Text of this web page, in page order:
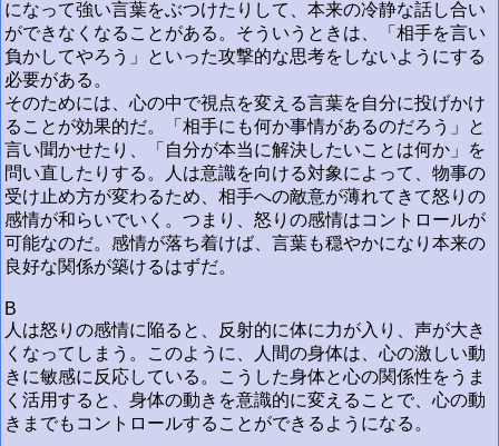
になって強い言葉をぶつけたりして、本来の冷静な話し合い
ができなくなることがある。そういうときは、「相手を言い
負かしてやろう」といった攻撃的な思考をしないようにする
必要がある。
そのためには、心の中で視点を変える言葉を自分に投げかけ
ることが効果的だ。「相手にも何か事情があるのだろう」と
言い聞かせたり、「自分が本当に解決したいことは何か」を
問い直したりする。人は意識を向ける対象によって、物事の
受け止め方が変わるため、相手への敵意が薄れてきて怒りの
感情が和らいでいく。つまり、怒りの感情はコントロールが
可能なのだ。感情が落ち着けば、言葉も穏やかになり本来の
良好な関係が築けるはずだ。
B
人は怒りの感情に陥ると、反射的に体に力が入り、声が大き
くなってしまう。このように、人間の身体は、心の激しい動
きに敏感に反応している。こうした身体と心の関係性をうま
く活用すると、身体の動きを意識的に変えることで、心の動
きまでもコントロールすることができるようになる。